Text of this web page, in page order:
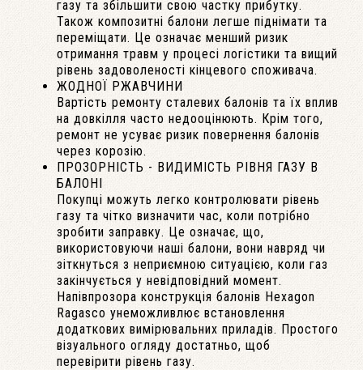
газу та збільшити свою частку прибутку.
Також композитні балони легше піднімати та
переміщати. Це означає менший ризик
отримання травм у процесі логістики та вищий
рівень задоволеності кінцевого споживача.
ЖОДНОЇ РЖАВЧИНИ
Вартість ремонту сталевих балонів та їх вплив
на довкілля часто недооцінюють. Крім того,
ремонт не усуває ризик повернення балонів
через корозію.
ПРОЗОРНІСТЬ - ВИДИМІСТЬ РІВНЯ ГАЗУ В
БАЛОНІ
Покупці можуть легко контролювати рівень
газу та чітко визначити час, коли потрібно
зробити заправку. Це означає, що,
використовуючи наші балони, вони навряд чи
зіткнуться з неприємною ситуацією, коли газ
закінчується у невідповідний момент.
Напівпрозора конструкція балонів Hexagon
Ragasco унеможливлює встановлення
додаткових вимірювальних приладів. Простого
візуального огляду достатньо, щоб
перевірити рівень газу.